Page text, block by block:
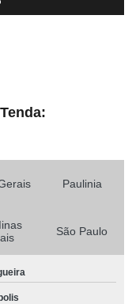
Paulinia
São Paulo